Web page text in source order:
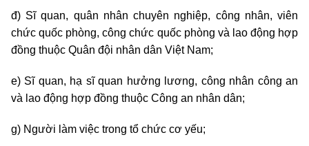
đ) Sĩ quan, quân nhân chuyên nghiệp, công nhân, viên
chức quốc phòng, công chức quốc phòng và lao động hợp
đồng thuộc Quân đội nhân dân Việt Nam;
e) Sĩ quan, hạ sĩ quan hưởng lương, công nhân công an
và lao động hợp đồng thuộc Công an nhân dân;
g) Người làm việc trong tổ chức cơ yếu;